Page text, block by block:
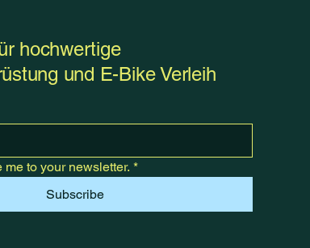
hochwertige
und E-Bike Verleih
me to your newsletter. *
Subscribe